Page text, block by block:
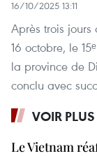
16/10/2025 13:11
Après trois
16 octobre, le
la province de
conclu avec
VOIR PLUS
Le Vietnam